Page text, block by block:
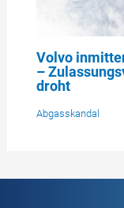
Volvo
–
droht
Abgasskandal